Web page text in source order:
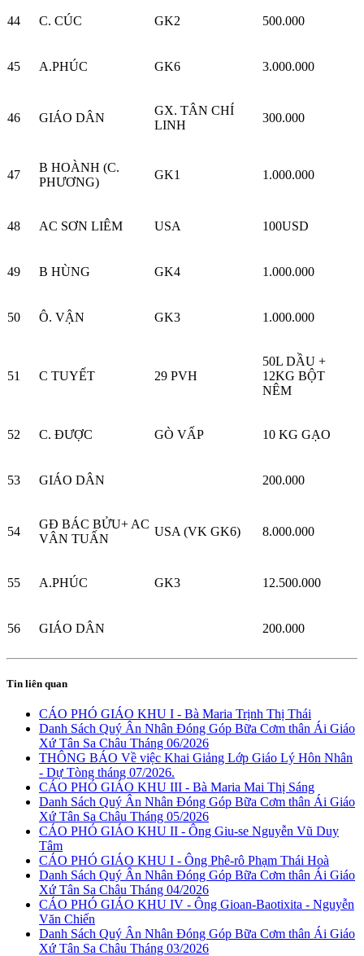
44 C. CÚC GK2 500.000
45 A.PHÚC GK6 3.000.000
46 GIÁO DÂN
GX. TÂN CHÍ
LINH
300.000
47
B HOÀNH (C.
PHƯƠNG)
GK1 1.000.000
48 AC SƠN LIÊM USA 100USD
49 B HÙNG GK4 1.000.000
50 Ô. VẬN GK3 1.000.000
51 C TUYẾT 29 PVH
50L DẦU +
12KG BỘT
NÊM
52 C. ĐƯỢC GÒ VẤP 10 KG GẠO
53 GIÁO DÂN 200.000
54
GĐ BÁC BỬU+ AC
VÂN TUẤN
USA (VK GK6) 8.000.000
55 A.PHÚC GK3 12.500.000
56 GIÁO DÂN 200.000
Tin liên quan
CÁO PHÓ GIÁO KHU I - Bà Maria Trịnh Thị Thái
Danh Sách Quý Ân Nhân Đóng Góp Bữa Cơm thân Ái Giáo
Xứ Tân Sa Châu Tháng 06/2026
THÔNG BÁO Về việc Khai Giảng Lớp Giáo Lý Hôn Nhân
- Dự Tòng tháng 07/2026.
CÁO PHÓ GIÁO KHU III - Bà Maria Mai Thị Sáng
Danh Sách Quý Ân Nhân Đóng Góp Bữa Cơm thân Ái Giáo
Xứ Tân Sa Châu Tháng 05/2026
CÁO PHÓ GIÁO KHU II - Ông Giu-se Nguyễn Vũ Duy
Tâm
CÁO PHÓ GIÁO KHU I - Ông Phê-rô Phạm Thái Hoà
Danh Sách Quý Ân Nhân Đóng Góp Bữa Cơm thân Ái Giáo
Xứ Tân Sa Châu Tháng 04/2026
CÁO PHÓ GIÁO KHU IV - Ông Gioan-Baotixita - Nguyễn
Văn Chiến
Danh Sách Quý Ân Nhân Đóng Góp Bữa Cơm thân Ái Giáo
Xứ Tân Sa Châu Tháng 03/2026